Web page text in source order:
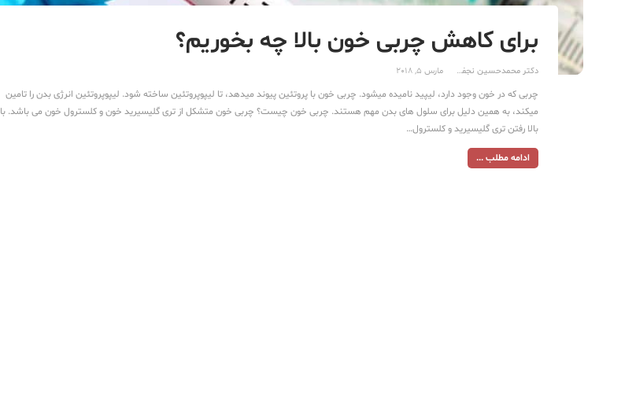
برای کاهش چربی خون بالا چه بخوریم؟
دکتر محمدحسین نجفی مارس 5, 2018
چربی که در خون وجود دارد، لیپید نامیده میشود. چربی خون با پروتئین پیوند میدهد، تا لیپوپروتئین ساخته شود. لیپوپروتئین انرژی بدن را تامین
میکند، به همین دلیل برای سلول های بدن مهم هستند. چربی خون چیست؟ چربی خون متشکل از تری گلیسیرید خون و کلسترول خون می باشد. با
بالا رفتن تری گلیسیرید و کلسترول…
ادامه مطلب ...